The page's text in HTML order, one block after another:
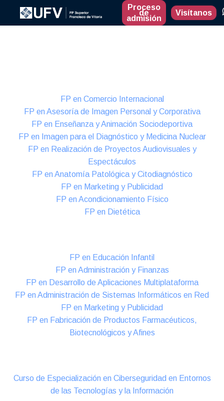
Proceso
de
admisión
Visítanos
FP en Comercio Internacional
FP en Asesoría de Imagen Personal y Corporativa
FP en Enseñanza y Animación Sociodeportiva
FP en Imagen para el Diagnóstico y Medicina Nuclear
FP en Realización de Proyectos Audiovisuales y
Espectáculos
FP en Anatomía Patológica y Citodiagnóstico
FP en Marketing y Publicidad
FP en Acondicionamiento Físico
FP en Dietética
FP en Educación Infantil
FP en Administración y Finanzas
FP en Desarrollo de Aplicaciones Multiplataforma
FP en Administración de Sistemas Informáticos en Red
FP en Marketing y Publicidad
FP en Fabricación de Productos Farmacéuticos,
Biotecnológicos y Afines
Curso de Especialización en Ciberseguridad en Entornos
de las Tecnologías y la Información